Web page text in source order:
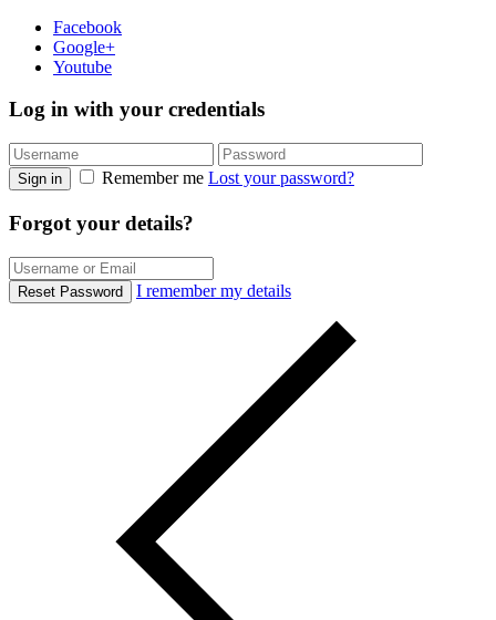
Facebook
Google+
Youtube
Log in with your credentials
Sign in Remember me Lost your password?
Forgot your details?
Reset Password I remember my details